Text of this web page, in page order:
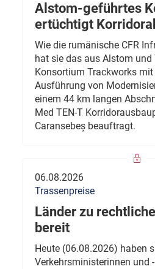
Alstom-geführtes
ertüchtigt
Wie die rumänische CFR
hat sie das aus Alstom und
Konsortium Trackworks
Ausführung von
einem 44 km langen
Med TEN-T
Caransebeș beauftragt.
06.08.2026
Trassenpreise
Länder zu
bereit
Heute (06.08.2026) haben
Verkehrsministerinnen und